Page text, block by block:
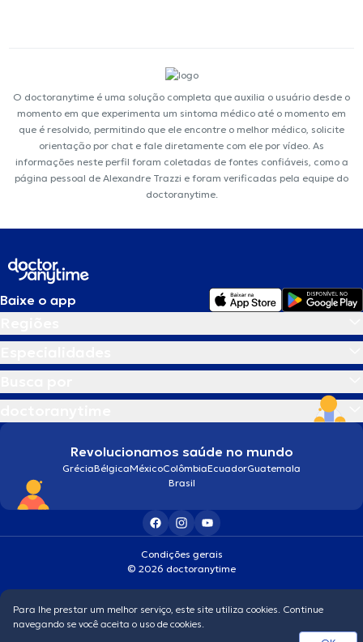
O doctoranytime é uma solução completa que auxilia o usuário desde o
momento em que experimenta um sintoma médico até o momento em
que é resolvido, permitindo que ele encontre o melhor médico, solicite
orientação por chat e fale diretamente com ele por vídeo. As
informações neste perfil foram coletadas de fontes confiáveis, como a
página pessoal de Alexandre Trazzi e foram verificadas pela equipe do
doctoranytime.
Baixe o app
Revolucionamos saúde no mundo
GréciaBélgicaMéxicoColômbiaEcuadorGuatemala
Brasil
Condições gerais
© 2026 doctoranytime
Para lhe prestar um melhor serviço, este site utiliza cookies. Continue
navegando se você aceita o uso de cookies.